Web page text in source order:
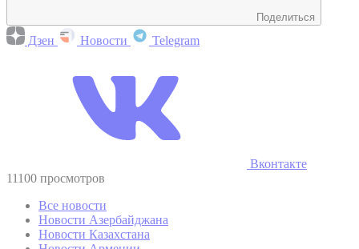
Поделиться
Дзен Новости Telegram
Вконтакте
11100 просмотров
Все новости
Новости Азербайджана
Новости Казахстана